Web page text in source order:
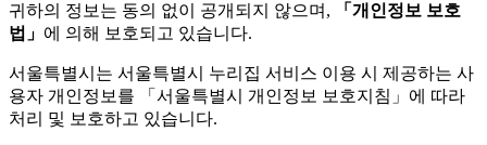
귀하의 정보는 동의 없이 공개되지 않으며,
「개인정보 보호
법」 에 의해 보호되고 있습니다.
서울특별시는 서울특별시 누리집 서비스 이용 시 제공하는 사
용자 개인정보를 「서울특별시 개인정보 보호지침」에 따라
처리 및 보호하고 있습니다.